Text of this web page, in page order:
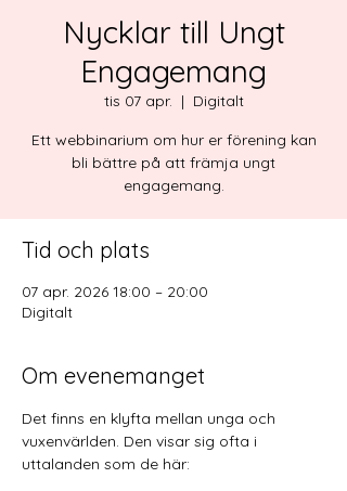
Nycklar till Ungt
Engagemang
tis 07 apr.
  |
Digitalt
Ett webbinarium om hur er förening kan
bli bättre på att främja ungt
engagemang.
Tid och plats
07 apr. 2026 18:00 – 20:00
Digitalt
Om evenemanget
Det finns en klyfta mellan unga och
vuxenvärlden. Den visar sig ofta i
uttalanden som de här: